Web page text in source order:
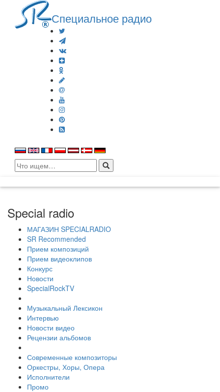
Специальное радио
Search
for:
Special radio
МАГАЗИН SPECIALRADIO
SR Recommended
Прием композиций
Прием видеоклипов
Конкурс
Новости
SpecialRockTV
Музыкальный Лексикон
Интервью
Новости видео
Рецензии альбомов
Современные композиторы
Оркестры, Хоры, Опера
Исполнители
Промо